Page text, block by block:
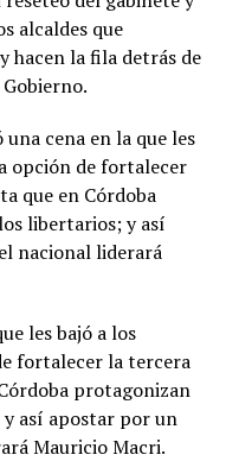
alcaldes que
hacen la fila detrás de
cena en la que les
opción de fortalecer
que en Córdoba
libertarios; y así
nacional liderará
les bajó a los
fortalecer la tercera
protagonizan
así apostar por un
Mauricio Macri.